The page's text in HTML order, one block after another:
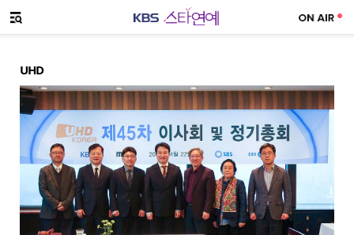
메뉴 열기
UHD